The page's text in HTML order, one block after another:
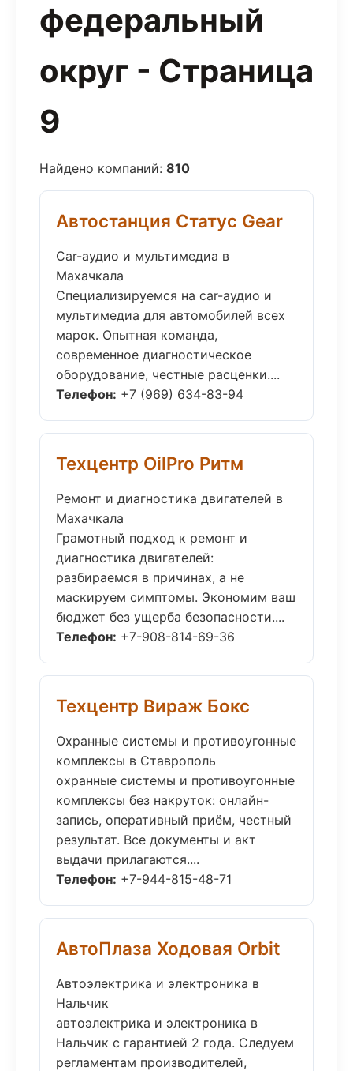
федеральный
округ - Страница
9
Найдено компаний: 810
Автостанция Статус Gear
Car-аудио и мультимедиа в
Махачкала
Специализируемся на car-аудио и
мультимедиа для автомобилей всех
марок. Опытная команда,
современное диагностическое
оборудование, честные расценки....
Телефон: +7 (969) 634-83-94
Техцентр OilPro Ритм
Ремонт и диагностика двигателей в
Махачкала
Грамотный подход к ремонт и
диагностика двигателей:
разбираемся в причинах, а не
маскируем симптомы. Экономим ваш
бюджет без ущерба безопасности....
Телефон: +7-908-814-69-36
Техцентр Вираж Бокс
Охранные системы и противоугонные
комплексы в Ставрополь
охранные системы и противоугонные
комплексы без накруток: онлайн-
запись, оперативный приём, честный
результат. Все документы и акт
выдачи прилагаются....
Телефон: +7-944-815-48-71
АвтоПлаза Ходовая Orbit
Автоэлектрика и электроника в
Нальчик
автоэлектрика и электроника в
Нальчик с гарантией 2 года. Следуем
регламентам производителей,